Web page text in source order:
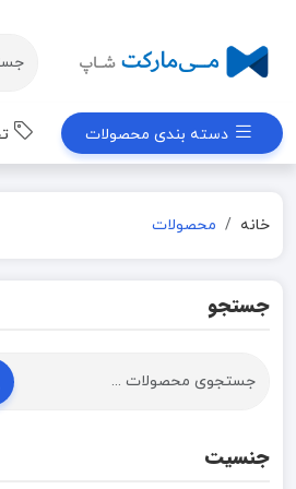
دسته بندی محصولات
خانه محصولات
جستجو
جنسیت